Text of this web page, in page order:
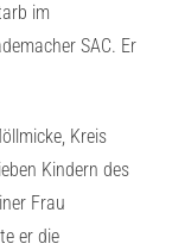
im
SAC. Er
Kreis
Kindern des
Frau
er die